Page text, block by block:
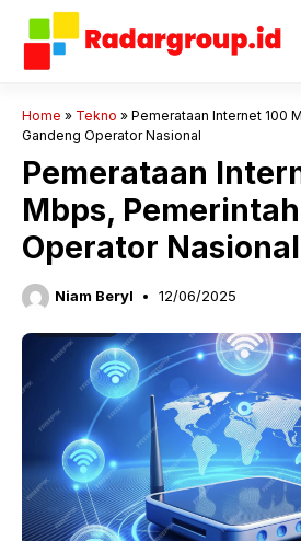
Langsung
Home » Tekno » Pemerataan Internet 100
Gandeng Operator Nasional
Pemerataan
Mbps,
Operator Nasional
Niam Beryl 12/06/2025